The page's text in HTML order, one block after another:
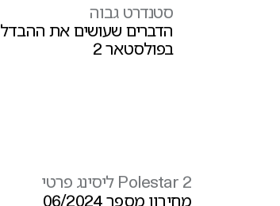
סטנדרט גבוה
הדברים שעושים את ההבדל
בפולסטאר 2
Polestar 2
ליסינג פרטי
מחירון מספר
06/2024